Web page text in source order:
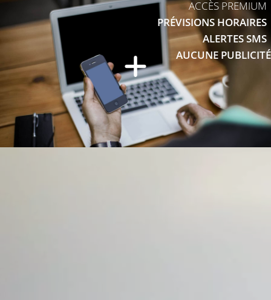
ACCÈS PREMIUM
PRÉVISIONS HORAIRES
ALERTES SMS
AUCUNE PUBLICITÉ